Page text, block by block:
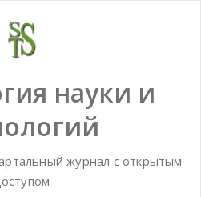
науки и
журнал с открытым